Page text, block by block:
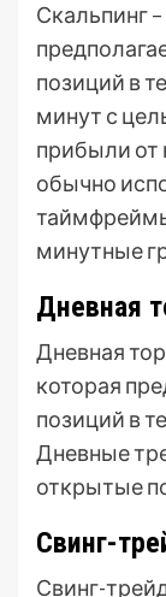
Скальпинг
позиций в
минут с
прибыли от
обычно
минутные
Дневная
Дневная
которая
позиций в
Дневные
открытые
Свинг-
Свинг-